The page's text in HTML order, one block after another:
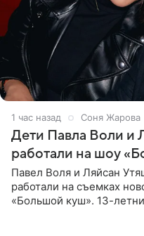
1 час назад Соня Жарова
Дети Павла Воли и
работали на шоу
Павел Воля и Ляйсан
работали на съемках
«Большой куш». 13-